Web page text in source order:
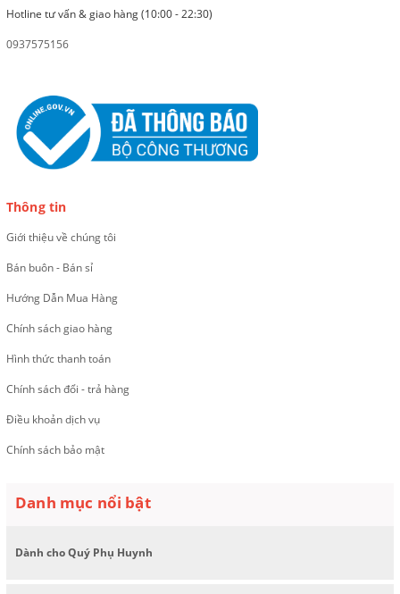
Hotline tư vấn & giao hàng (10:00 - 22:30)
0937575156
Thông tin
Giới thiệu về chúng tôi
Bán buôn - Bán sỉ
Hướng Dẫn Mua Hàng
Chính sách giao hàng
Hình thức thanh toán
Chính sách đổi - trả hàng
Điều khoản dịch vụ
Chính sách bảo mật
Danh mục nổi bật
Dành cho Quý Phụ Huynh